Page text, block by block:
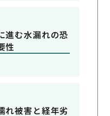
進む水漏れの恐
性
れ被害と経年劣